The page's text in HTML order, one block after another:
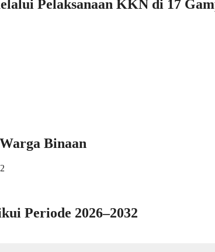
Pelaksanaan KKN di 17
Binaan
Periode 2026–2032